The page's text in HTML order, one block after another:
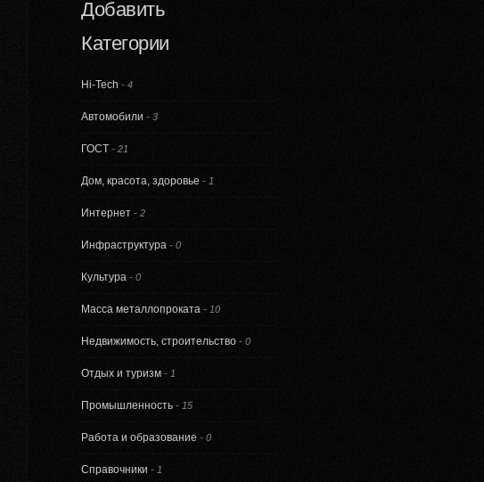
Добавить
Категории
Hi-Tech - 4
Автомобили - 3
ГОСТ - 21
Дом, красота, здоровье - 1
Интернет - 2
Инфраструктура - 0
Культура - 0
Масса металлопроката - 10
Недвижимость, строительство - 0
Отдых и туризм - 1
Промышленность - 15
Работа и образование - 0
Справочники - 1